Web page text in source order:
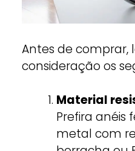
Antes de comprar,
consideração os
Material
Prefira anéis
metal com